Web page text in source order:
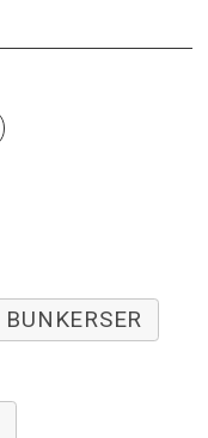
BUNKERSER